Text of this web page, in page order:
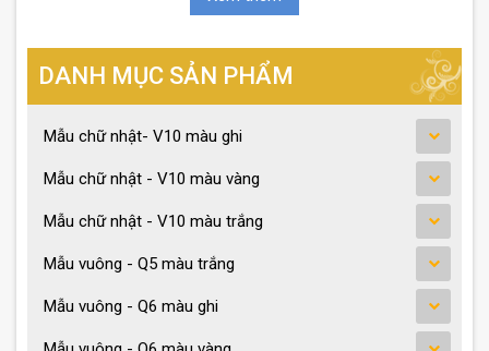
DANH MỤC SẢN PHẨM
Mẫu chữ nhật- V10 màu ghi
Mẫu chữ nhật - V10 màu vàng
Mẫu chữ nhật - V10 màu trắng
Mẫu vuông - Q5 màu trắng
Mẫu vuông - Q6 màu ghi